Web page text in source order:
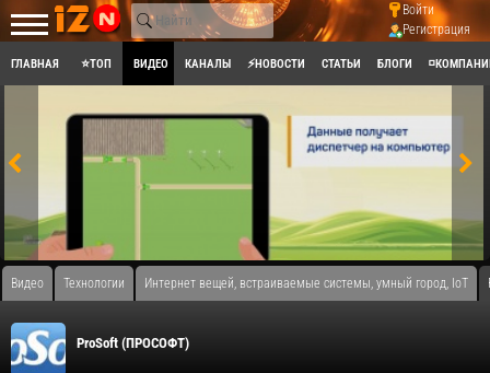
Войти
Регистрация
ГЛАВНАЯ ⭐ТОП ВИДЕО КАНАЛЫ ⚡НОВОСТИ СТАТЬИ БЛОГИ
Видео Технологии Интернет вещей, встраиваемые системы, умный город, IoT
ProSoft (ПРОСОФТ)